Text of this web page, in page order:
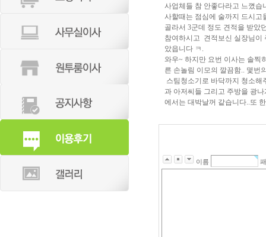
사업체들 참 안좋다라고 느꼈
사할때는 점심에 술까지 드시
골라서 3군데 정도 견적을 받았
참여하시고 견적보신 실장님이
았읍니다 ㅋ.
와우~ 하지만 요번 이사는 솔찍
른 손놀림 이모의 깔끔함.. 몇번
스팀청소기로 바닥까지 청소
과 아저씨들 그리고 주방을 광
에서는 대박날꺼 같습니다..또
이름